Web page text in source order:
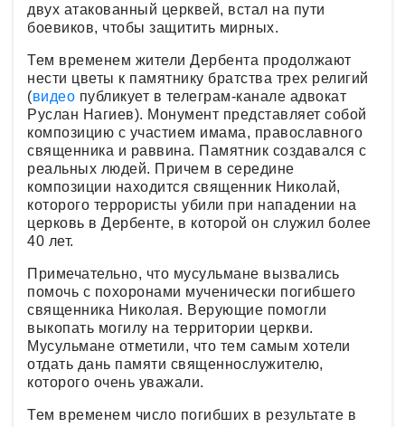
двух атакованный церквей, встал на пути
боевиков, чтобы защитить мирных.
Тем временем жители Дербента продолжают
нести цветы к памятнику братства трех религий
(видео публикует в телеграм-канале адвокат
Руслан Нагиев). Монумент представляет собой
композицию с участием имама, православного
священника и раввина. Памятник создавался с
реальных людей. Причем в середине
композиции находится священник Николай,
которого террористы убили при нападении на
церковь в Дербенте, в которой он служил более
40 лет.
Примечательно, что мусульмане вызвались
помочь с похоронами мученически погибшего
священника Николая. Верующие помогли
выкопать могилу на территории церкви.
Мусульмане отметили, что тем самым хотели
отдать дань памяти священнослужителю,
которого очень уважали.
Тем временем число погибших в результате в